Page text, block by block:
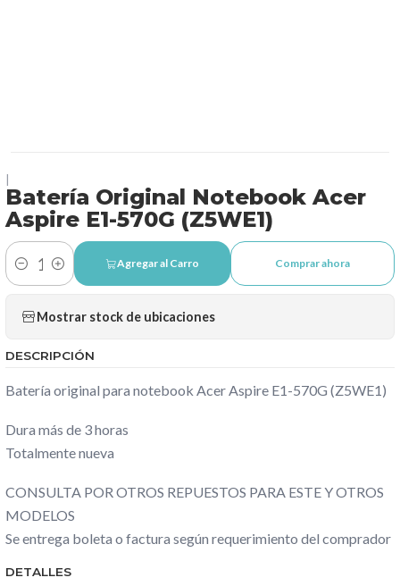
Batería Original Notebook Acer
Aspire E1-570G (Z5WE1)
Cantidad
Agregar al Carro Comprar ahora
Mostrar stock de ubicaciones
DESCRIPCIÓN
Batería original para notebook Acer Aspire E1-570G (Z5WE1)
Dura más de 3 horas
Totalmente nueva
CONSULTA POR OTROS REPUESTOS PARA ESTE Y OTROS
MODELOS
Se entrega boleta o factura según requerimiento del comprador
DETALLES